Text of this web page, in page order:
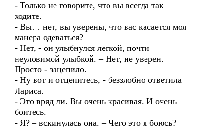
- Только не говорите, что вы всегда так
ходите.
- Вы… нет, вы уверены, что вас касается моя
манера одеваться?
- Нет, - он улыбнулся легкой, почти
неуловимой улыбкой. – Нет, не уверен.
Просто - зацепило.
- Ну вот и отцепитесь, - беззлобно ответила
Лариса.
- Это вряд ли. Вы очень красивая. И очень
боитесь.
- Я? – вскинулась она. – Чего это я боюсь?